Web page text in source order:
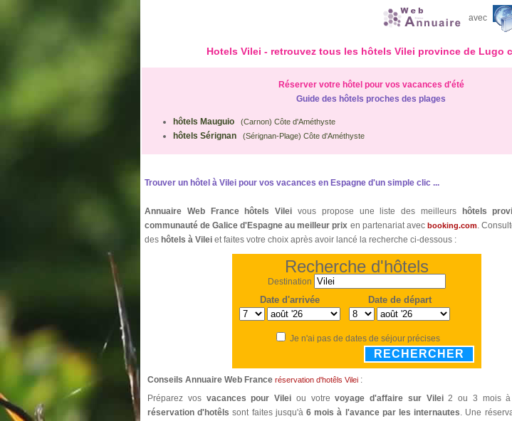
avec
Hotels Vilei - retrouvez tous les hôtels Vilei province de Lugo
Réserver votre hôtel pour vos vacances d'été
Guide des hôtels proches des plages
hôtels Mauguio (Carnon) Côte d'Améthyste
hôtels Sérignan (Sérignan-Plage) Côte d'Améthyste
Trouver un hôtel à Vilei pour vos vacances en Espagne d'un simple clic ...
Annuaire Web France hôtels Vilei vous propose une liste des meilleurs
hôtels
communauté de Galice d'Espagne au meilleur prix en partenariat avec booking.com.
des hôtels à Vilei et faites votre choix après avoir lancé la recherche ci-dessous :
Recherche d'hôtels
Destination
Date d'arrivée Date de départ
Je n'ai pas de dates de séjour précises
RECHERCHER
Conseils Annuaire Web France réservation d'hotêls Vilei :
Préparez vos vacances pour Vilei ou votrevoyage d'affaire sur Vilei2 ou 3 mois à
réservation d'hotêls sont faites jusqu'à6 mois à l'avance par les internautes. Une